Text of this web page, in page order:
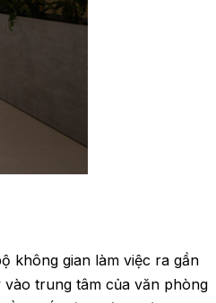
không gian làm việc ra gần
trung tâm của văn phòng